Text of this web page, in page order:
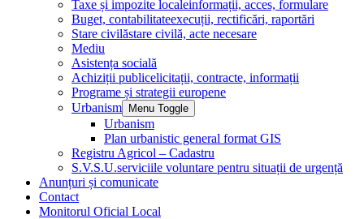
Taxe și impozite localeinformații, acces, formulare
Buget, contabilitateexecuții, rectificări, raportări
Stare civilăstare civilă, acte necesare
Mediu
Asistența socială
Achiziții publicelicitații, contracte, informații
Programe și strategii europene
Urbanism
Menu Toggle
Urbanism
Plan urbanistic general format GIS
Registru Agricol – Cadastru
S.V.S.U.serviciile voluntare pentru situații de urgență
Anunțuri și comunicate
Contact
Monitorul Oficial Local